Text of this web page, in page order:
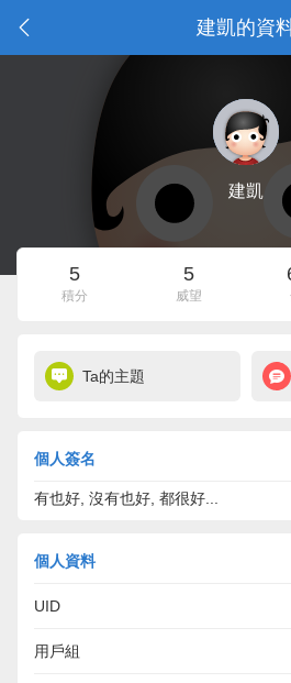
建凱的資
建凱
5
積分
5
威望
Ta的主題
個人簽名
有也好, 沒有也好, 都很好...
個人資料
UID
用戶組